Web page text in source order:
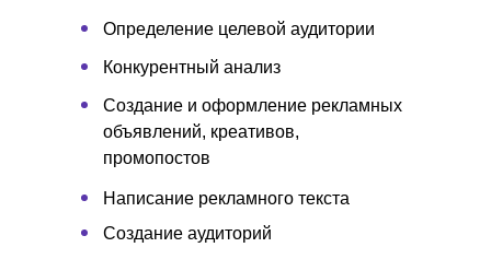
Определение целевой аудитории
Конкурентный анализ
Создание и оформление рекламных
объявлений, креативов,
промопостов
Написание рекламного текста
Создание аудиторий